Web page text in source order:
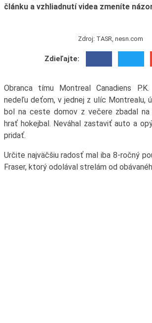
článku a vzhliadnutí videa zmeníte
Zdroj: TASR, nesn.com
Zdieľajte:
Obranca tímu Montreal Canadiens
nedeľu deťom, v jednej z ulíc Montrealu,
bol na ceste domov z večere zbadal
hrať hokejbal. Neváhal zastaviť auto a
pridať.
Určite najväčšiu radosť mal iba 8-ročný
Fraser, ktorý odolával strelám od